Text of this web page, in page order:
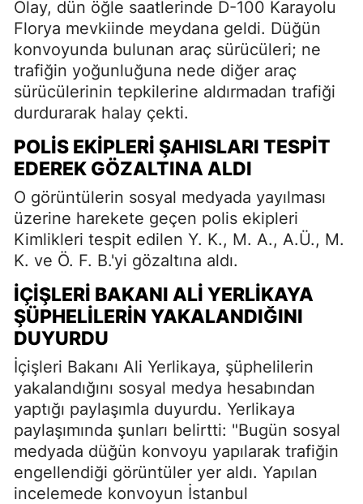
Olay, dün öğle saatlerinde D-100 Karayolu
Florya mevkiinde meydana geldi. Düğün
konvoyunda bulunan araç sürücüleri; ne
trafiğin yoğunluğuna nede diğer araç
sürücülerinin tepkilerine aldırmadan trafiği
durdurarak halay çekti.
POLIS EKIPLERI ŞAHISLARI TESPIT
EDEREK GÖZALTINA ALDI
O görüntülerin sosyal medyada yayılması
üzerine harekete geçen polis ekipleri
Kimlikleri tespit edilen Y. K., M. A., A.Ü., M.
K. ve Ö. F. B.'yi gözaltına aldı.
İÇIŞLERI BAKANI ALI YERLIKAYA
ŞÜPHELILERIN YAKALANDIĞINI
DUYURDU
İçişleri Bakanı Ali Yerlikaya, şüphelilerin
yakalandığını sosyal medya hesabından
yaptığı paylaşımla duyurdu. Yerlikaya
paylaşımında şunları belirtti: "Bugün sosyal
medyada düğün konvoyu yapılarak trafiğin
engellendiği görüntüler yer aldı. Yapılan
incelemede konvoyun İstanbul